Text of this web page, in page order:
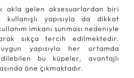
akla gelen aksesuarlardan biri
kullanışlı yapısıyla da dikkat
imkanı sunması nedeniyle
sıkça tercih edilmektedir.
yapısıyla her ortamda
bu küpeler, avantajlı
öne çıkmaktadır.